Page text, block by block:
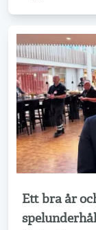
Ett bra år
Läs mer